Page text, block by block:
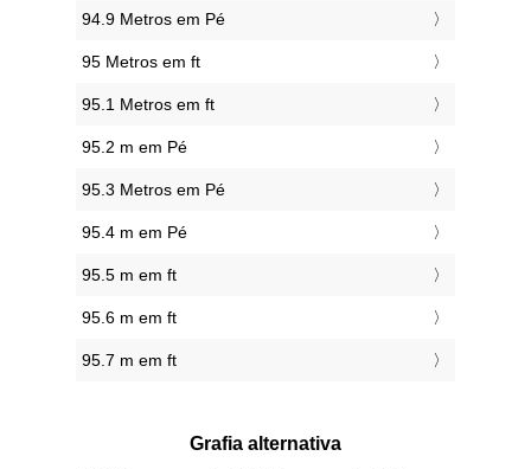
94.9 Metros em Pé
95 Metros em ft
95.1 Metros em ft
95.2 m em Pé
95.3 Metros em Pé
95.4 m em Pé
95.5 m em ft
95.6 m em ft
95.7 m em ft
Grafia alternativa